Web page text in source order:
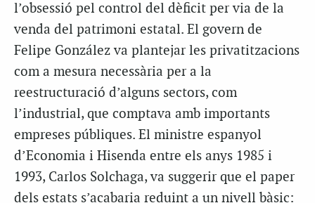
l’obsessió pel control del dèficit per via de la
venda del patrimoni estatal. El govern de
Felipe González va plantejar les privatitzacions
com a mesura necessària per a la
reestructuració d’alguns sectors, com
l’industrial, que comptava amb importants
empreses públiques. El ministre espanyol
d’Economia i Hisenda entre els anys 1985 i
1993, Carlos Solchaga, va suggerir que el paper
dels estats s’acabaria reduint a un nivell bàsic: